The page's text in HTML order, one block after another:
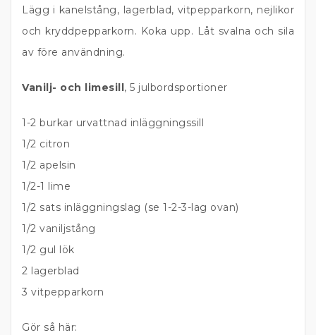
Lägg i kanelstång, lagerblad, vitpepparkorn, nejlikor
och kryddpepparkorn. Koka upp. Låt svalna och sila
av före användning.
Vanilj- och limesill, 5 julbordsportioner
1-2 burkar urvattnad inläggningssill
1/2 citron
1/2 apelsin
1/2-1 lime
1/2 sats inläggningslag (se 1-2-3-lag ovan)
1/2 vaniljstång
1/2 gul lök
2 lagerblad
3 vitpepparkorn
Gör så här: